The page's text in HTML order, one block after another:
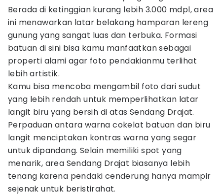
Berada di ketinggian kurang lebih 3.000 mdpl, area
ini menawarkan latar belakang hamparan lereng
gunung yang sangat luas dan terbuka. Formasi
batuan di sini bisa kamu manfaatkan sebagai
properti alami agar foto pendakianmu terlihat
lebih artistik.
Kamu bisa mencoba mengambil foto dari sudut
yang lebih rendah untuk memperlihatkan latar
langit biru yang bersih di atas Sendang Drajat.
Perpaduan antara warna cokelat batuan dan biru
langit menciptakan kontras warna yang segar
untuk dipandang. Selain memiliki spot yang
menarik, area Sendang Drajat biasanya lebih
tenang karena pendaki cenderung hanya mampir
sejenak untuk beristirahat.